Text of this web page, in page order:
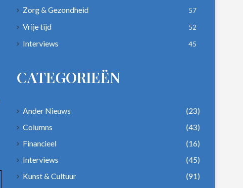
Zorg & Gezondheid 57
Vrije tijd 52
Interviews 45
CATEGORIEËN
Ander Nieuws
(23)
Columns
(43)
Financieel
(16)
Interviews
(45)
Kunst & Cultuur
(91)